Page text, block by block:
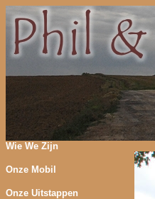
Wie We Zijn
Onze Mobil
Onze Uitstappen